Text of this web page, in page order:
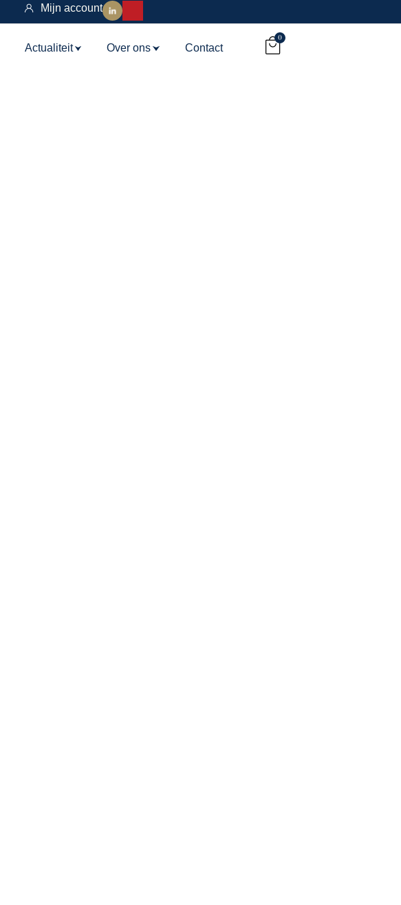
Mijn account
Actualiteit Over ons Contact
0